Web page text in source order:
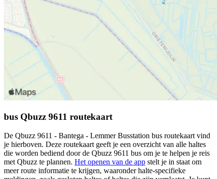
bus Qbuzz 9611 routekaart
De Qbuzz 9611 - Bantega - Lemmer Busstation bus routekaart vind
je hierboven. Deze routekaart geeft je een overzicht van alle haltes
die worden bediend door de Qbuzz 9611 bus om je te helpen je reis
met Qbuzz te plannen. Het openen van de app stelt je in staat om
meer route informatie te krijgen, waaronder halte-specifieke